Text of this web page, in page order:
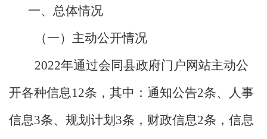
一、总体情况
（一）主动公开情况
2022年通过会同县政府门户网站主动公
开各种信息12条，其中：通知公告2条、人事
信息3条、规划计划3条，财政信息2条，信息